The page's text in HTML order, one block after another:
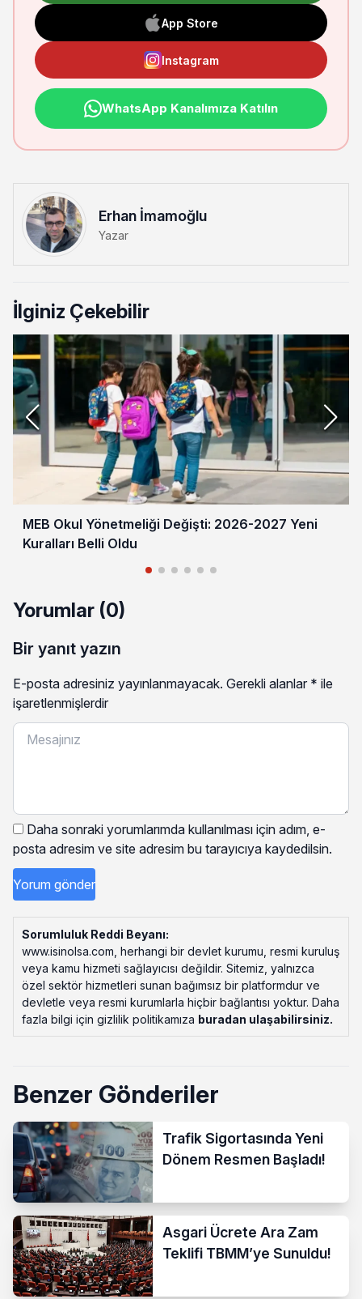
App Store
Instagram
WhatsApp Kanalımıza Katılın
Erhan İmamoğlu
Yazar
İlginiz Çekebilir
MEB Okul Yönetmeliği Değişti: 2026-2027 Yeni
Kuralları Belli Oldu
Yorumlar (0)
Bir yanıt yazın
E-posta adresiniz yayınlanmayacak. Gerekli alanlar * ile
işaretlenmişlerdir
Daha sonraki yorumlarımda kullanılması için adım, e-
posta adresim ve site adresim bu tarayıcıya kaydedilsin.
Sorumluluk Reddi Beyanı:
www.isinolsa.com, herhangi bir devlet kurumu, resmi kuruluş
veya kamu hizmeti sağlayıcısı değildir. Sitemiz, yalnızca
özel sektör hizmetleri sunan bağımsız bir platformdur ve
devletle veya resmi kurumlarla hiçbir bağlantısı yoktur. Daha
fazla bilgi için gizlilik politikamıza buradan ulaşabilirsiniz.
Benzer Gönderiler
Trafik Sigortasında Yeni
Dönem Resmen Başladı!
Asgari Ücrete Ara Zam
Teklifi TBMM’ye Sunuldu!